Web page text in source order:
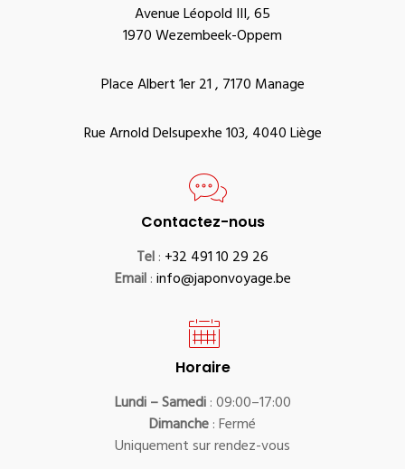
Avenue Léopold III, 65
1970 Wezembeek-Oppem
Place Albert 1er 21 , 7170 Manage
Rue Arnold Delsupexhe 103, 4040 Liège
Contactez-nous
Tel: +32 491 10 29 26
Email:info@japonvoyage.be
Horaire
Lundi – Samedi: 09:00–17:00
Dimanche: Fermé
Uniquement sur rendez-vous